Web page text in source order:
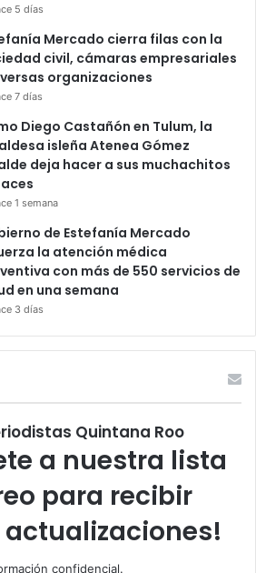
5 días
Mercado cierra filas con la
civil, cámaras empresariales
organizaciones
7 días
Diego Castañón en Tulum, la
isleña Atenea Gómez
deja hacer a sus muchachitos
1 semana
de Estefanía Mercado
la atención médica
con más de 550 servicios de
en una semana
3 días
Quintana Roo
a nuestra lista
para recibir
confidencial.